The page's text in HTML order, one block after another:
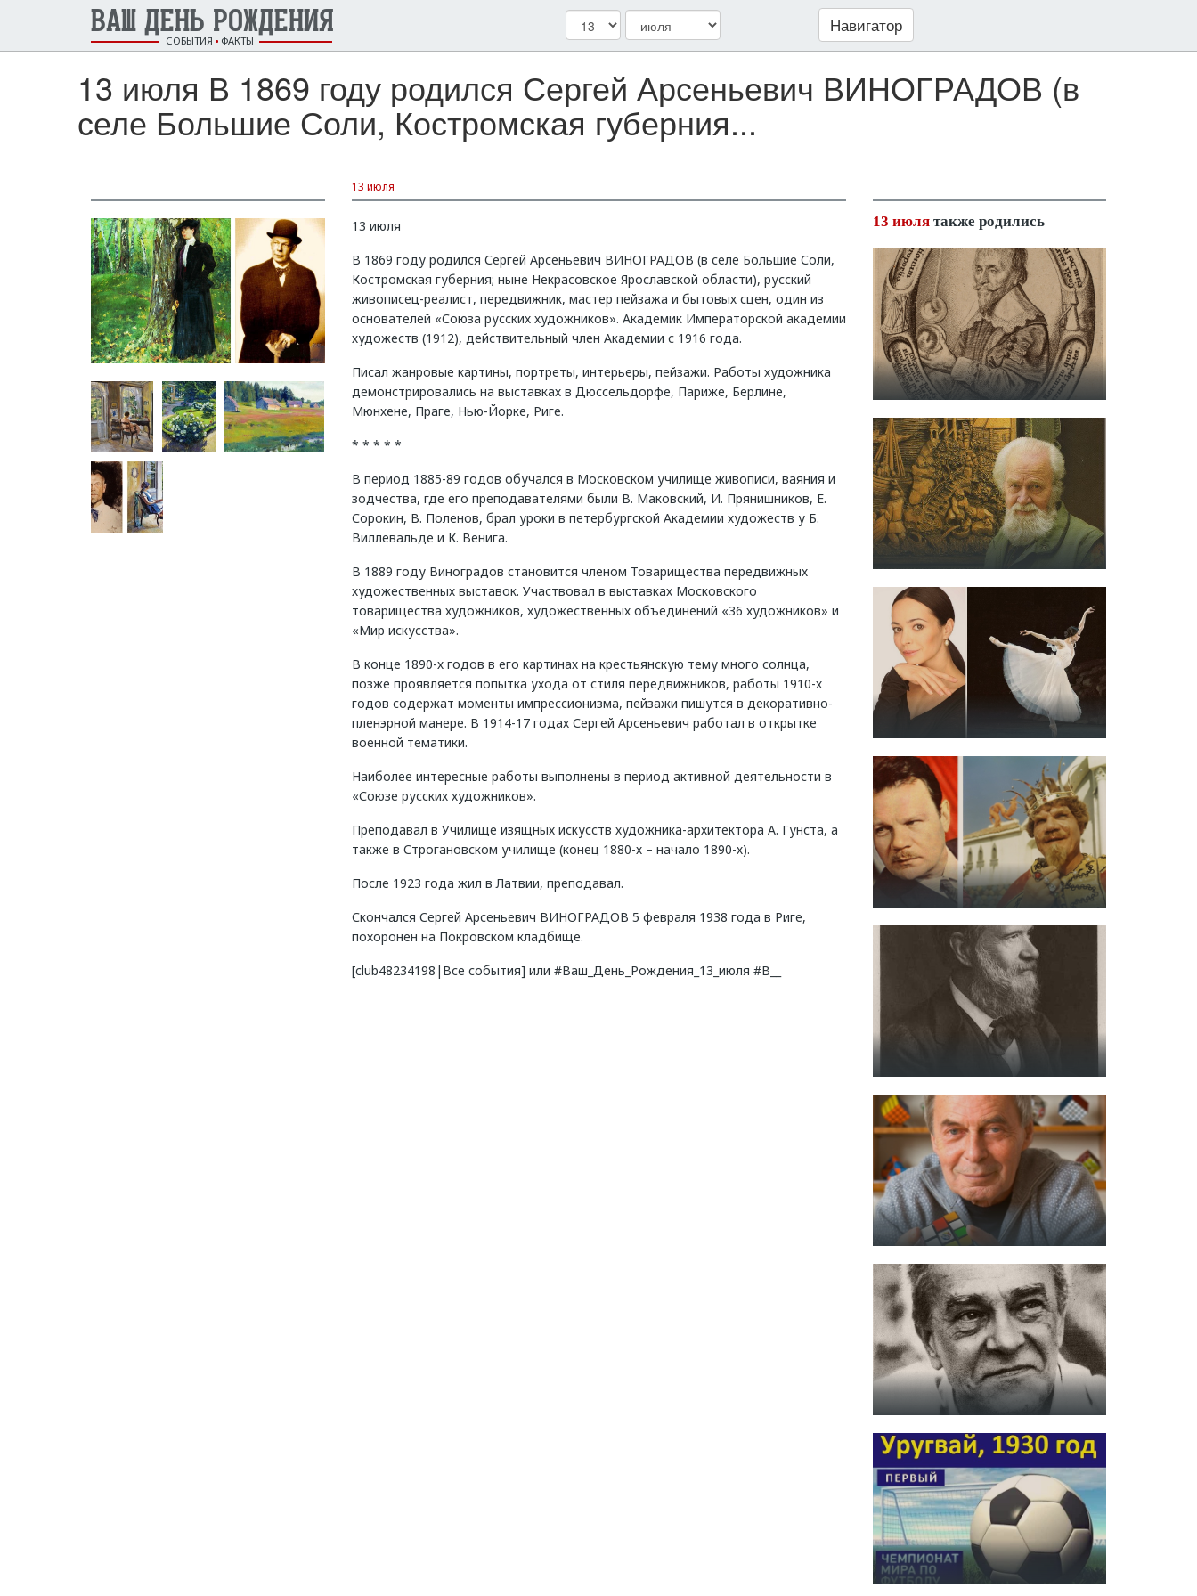
ВАШ ДЕНЬ РОЖДЕНИЯ
СОБЫТИЯ ФАКТЫ
Навигатор
13 июля В 1869 году родился Сергей Арсеньевич ВИНОГРАДОВ (в
селе Большие Соли, Костромская губерния...
13 июля
13 июля
В 1869 году родился Сергей Арсеньевич ВИНОГРАДОВ (в селе Большие Соли,
Костромская губерния; ныне Некрасовское Ярославской области), русский
живописец-реалист, передвижник, мастер пейзажа и бытовых сцен, один из
основателей «Союза русских художников». Академик Императорской академии
художеств (1912), действительный член Академии с 1916 года.
Писал жанровые картины, портреты, интерьеры, пейзажи. Работы художника
демонстрировались на выставках в Дюссельдорфе, Париже, Берлине,
Мюнхене, Праге, Нью-Йорке, Риге.
* * * * *
В период 1885-89 годов обучался в Московском училище живописи, ваяния и
зодчества, где его преподавателями были В. Маковский, И. Прянишников, Е.
Сорокин, В. Поленов, брал уроки в петербургской Академии художеств у Б.
Виллевальде и К. Венига.
В 1889 году Виноградов становится членом Товарищества передвижных
художественных выставок. Участвовал в выставках Московского
товарищества художников, художественных объединений «36 художников» и
«Мир искусства».
В конце 1890-х годов в его картинах на крестьянскую тему много солнца,
позже проявляется попытка ухода от стиля передвижников, работы 1910-х
годов содержат моменты импрессионизма, пейзажи пишутся в декоративно-
пленэрной манере. В 1914-17 годах Сергей Арсеньевич работал в открытке
военной тематики.
Наиболее интересные работы выполнены в период активной деятельности в
«Союзе русских художников».
Преподавал в Училище изящных искусств художника-архитектора А. Гунста, а
также в Строгановском училище (конец 1880-х – начало 1890-х).
После 1923 года жил в Латвии, преподавал.
Скончался Сергей Арсеньевич ВИНОГРАДОВ 5 февраля 1938 года в Риге,
похоронен на Покровском кладбище.
[club48234198|Все события] или #Ваш_День_Рождения_13_июля #В__
13 июлятакже родились